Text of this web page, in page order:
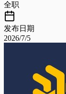
全职
发布日期
2026/7/5